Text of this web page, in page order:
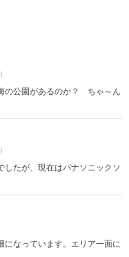
の公園があるのか？ ちゃ～ん
したが、現在はパナソニックソ
になっています。エリア一面に